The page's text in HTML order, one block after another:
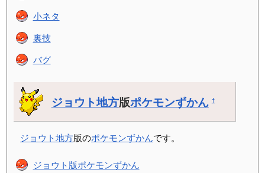
小ネタ
裏技
バグ
ジョウト地方版ポケモンずかん †
ジョウト地方版のポケモンずかんです。
ジョウト版ポケモンずかん